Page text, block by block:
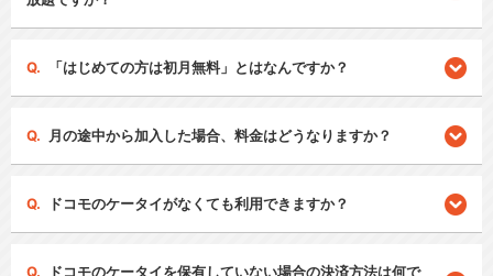
「はじめての方は初月無料」とはなんですか？
月の途中から加入した場合、料金はどうなりますか？
ドコモのケータイがなくても利用できますか？
ドコモのケータイを保有していない場合の決済方法は何で